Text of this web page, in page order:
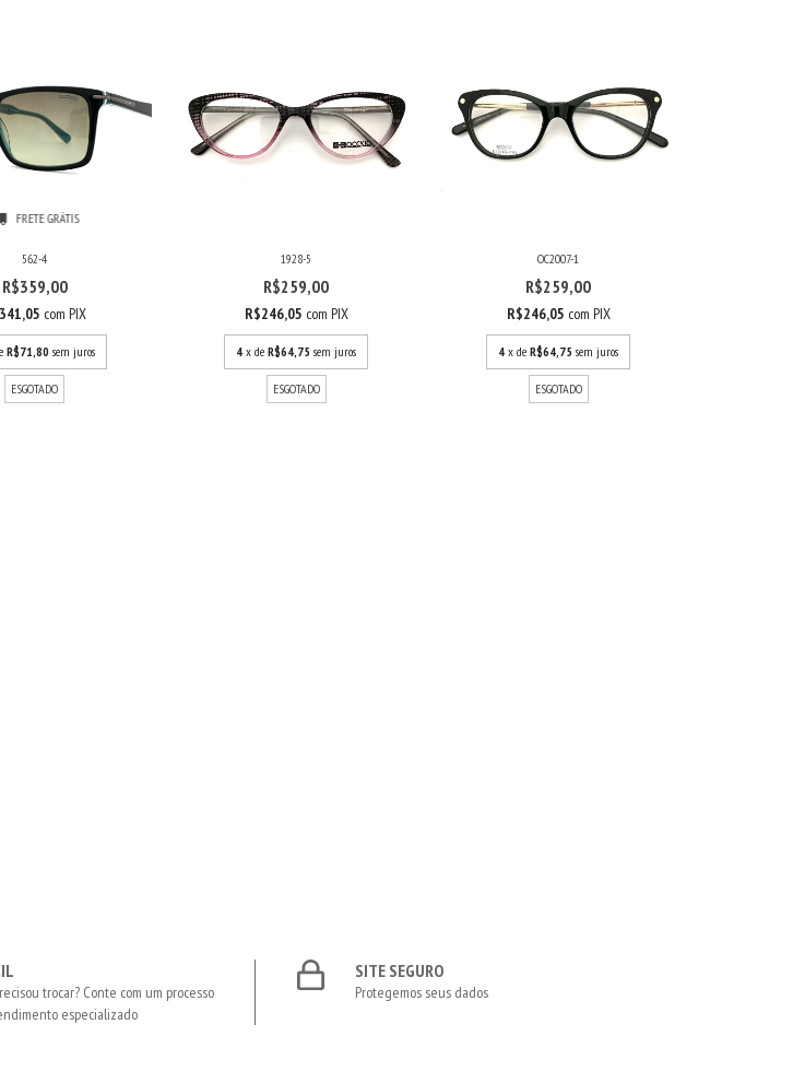
FRETE GRÁTIS
562-4
R$359,00
com PIX
R$71,80 sem juros
ESGOTADO
1928-5
R$259,00
R$246,05 com PIX
4 x deR$64,75 sem juros
ESGOTADO
OC2007-1
R$259,00
R$246,05 com PIX
4 x deR$64,75 sem juros
ESGOTADO
trocar? Conte com um processo
especializado
SITE SEGURO
Protegemos seus dados